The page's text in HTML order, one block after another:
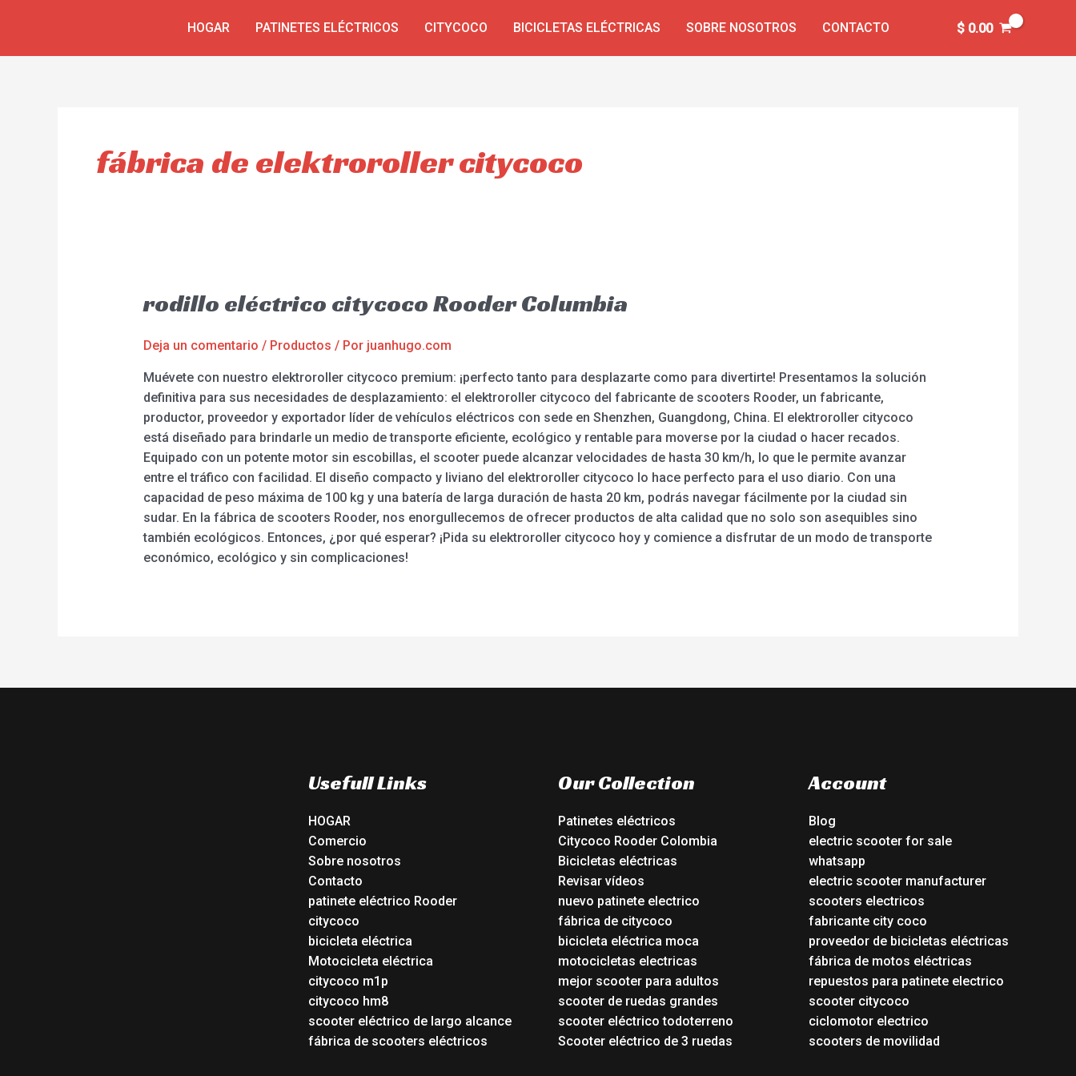
HOGAR PATINETES ELÉCTRICOS CITYCOCO BICICLETAS ELÉCTRICAS SOBRE NOSOTROS CONTACTO $0.00
fábrica de elektroroller citycoco
rodillo eléctrico citycoco Rooder Columbia
Deja un comentario / Productos / Por juanhugo.com
Muévete con nuestro elektroroller citycoco premium: ¡perfecto tanto para desplazarte como para divertirte! Presentamos la solución
definitiva para sus necesidades de desplazamiento: el elektroroller citycoco del fabricante de scooters Rooder, un fabricante,
productor, proveedor y exportador líder de vehículos eléctricos con sede en Shenzhen, Guangdong, China. El elektroroller citycoco
está diseñado para brindarle un medio de transporte eficiente, ecológico y rentable para moverse por la ciudad o hacer recados.
Equipado con un potente motor sin escobillas, el scooter puede alcanzar velocidades de hasta 30 km/h, lo que le permite avanzar
entre el tráfico con facilidad. El diseño compacto y liviano del elektroroller citycoco lo hace perfecto para el uso diario. Con una
capacidad de peso máxima de 100 kg y una batería de larga duración de hasta 20 km, podrás navegar fácilmente por la ciudad sin
sudar. En la fábrica de scooters Rooder, nos enorgullecemos de ofrecer productos de alta calidad que no solo son asequibles sino
también ecológicos. Entonces, ¿por qué esperar? ¡Pida su elektroroller citycoco hoy y comience a disfrutar de un modo de transporte
económico, ecológico y sin complicaciones!
Usefull Links
HOGAR
Comercio
Sobre nosotros
Contacto
patinete eléctrico Rooder
citycoco
bicicleta eléctrica
Motocicleta eléctrica
citycoco m1p
citycoco hm8
scooter eléctrico de largo alcance
fábrica de scooters eléctricos
Our Collection
Patinetes eléctricos
Citycoco Rooder Colombia
Bicicletas eléctricas
Revisar vídeos
nuevo patinete electrico
fábrica de citycoco
bicicleta eléctrica moca
motocicletas electricas
mejor scooter para adultos
scooter de ruedas grandes
scooter eléctrico todoterreno
Scooter eléctrico de 3 ruedas
Account
Blog
electric scooter for sale
whatsapp
electric scooter manufacturer
scooters electricos
fabricante city coco
proveedor de bicicletas eléctricas
fábrica de motos eléctricas
repuestos para patinete electrico
scooter citycoco
ciclomotor electrico
scooters de movilidad